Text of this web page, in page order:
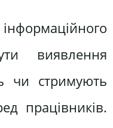
виявлення
чи стримують
працівників.